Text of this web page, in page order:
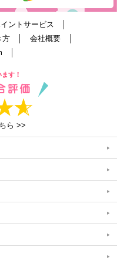
ントサービス
方│ 会社概要│
す！
ら >>